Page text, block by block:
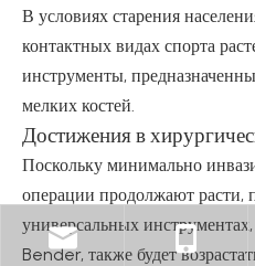
В условиях старения
контактных видах спорта
инструменты,
мелких костей.
Достижения в
Поскольку минимально
операции продолжают расти,
универсальных
Bender, также будет